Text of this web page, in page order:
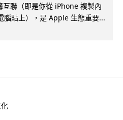
聯（即是你從 iPhone 複製內
腦貼上），是 Apple 生態重要...